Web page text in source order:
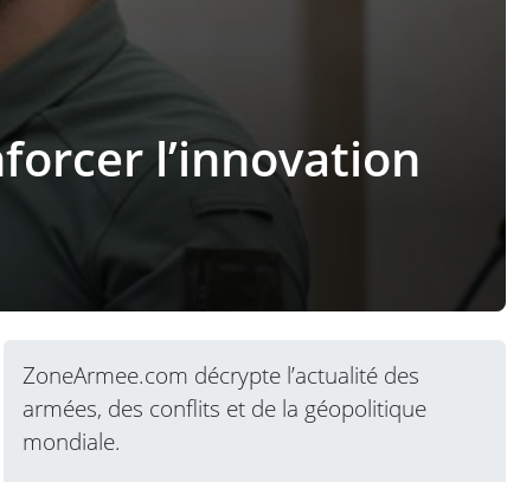
l’innovation
ZoneArmee.com décrypte l’actualité des
armées, des conflits et de la géopolitique
mondiale.